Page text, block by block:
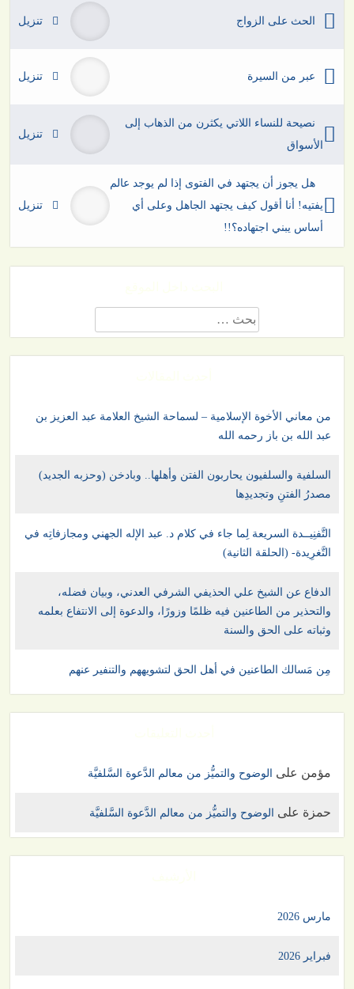
الحث على الزواج تنزيل
عبر من السيرة تنزيل
نصيحة للنساء اللاتي يكثرن من الذهاب إلى
الأسواق
تنزيل
هل يجوز أن يجتهد في الفتوى إذا لم يوجد عالم
يفتيه! أنا أقول كيف يجتهد الجاهل وعلى أي
أساس يبني اجتهاده؟!!
تنزيل
البحث
عن:
من معاني الأخوة الإسلامية – لسماحة الشيخ العلامة عبد العزيز بن
عبد الله بن باز رحمه الله
السلفية والسلفيون يحاربون الفتن وأهلها.. وبادخن (وحزبه الجديد)
مصدرُ الفتنِ وتجديدِها
التَّفنِيــدة السريعة لِما جاء في كلام د. عبد الإله الجهني ومجازفاتِه في
التَّغرِيدة- (الحلقة الثانية)
الدفاع عن الشيخ علي الحذيفي الشرفي العدني، وبيان فضله،
والتحذير من الطاعنين فيه ظلمًا وزورًا، والدعوة إلى الانتفاع بعلمه
وثباته على الحق والسنة
مِن مَسالك الطاعنين في أهل الحق لتشويههم والتنفير عنهم
مؤمن على الوضوح والتميُّز من معالم الدَّعوة السَّلفيَّة
حمزة على الوضوح والتميُّز من معالم الدَّعوة السَّلفيَّة
مارس 2026
فبراير 2026